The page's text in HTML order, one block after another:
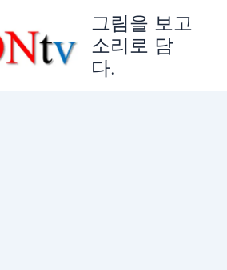
그림을 보고
소리로 담
다.